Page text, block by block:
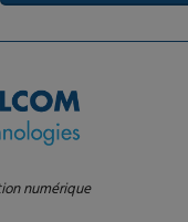
numérique